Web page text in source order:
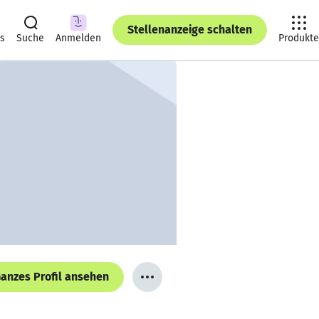
Suche Anmelden
Stellenanzeige schalten
Produkte
Profil ansehen